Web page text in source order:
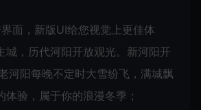
面，新版UI给您视觉上更佳体
城，历代河阳开放观光。新河阳开
河阳每晚不定时大雪纷飞，满城飘
体验，属于你的浪漫冬季；